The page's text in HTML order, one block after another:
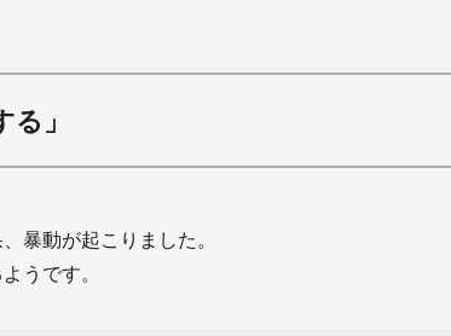
」
暴動が起こりました。
うです。